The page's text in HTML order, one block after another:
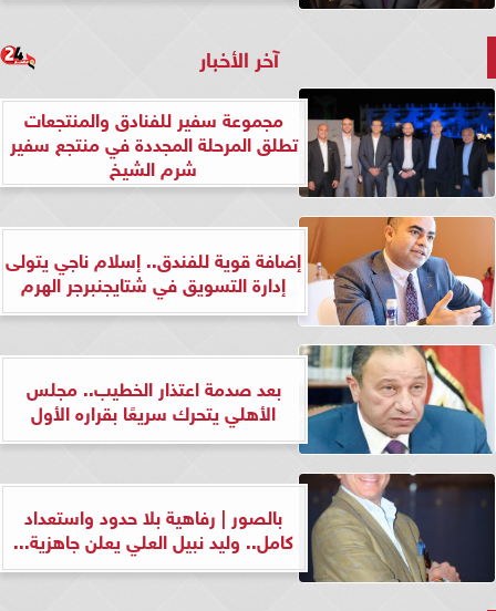
آخر الأخبار
مجموعة سفير للفنادق والمنتجعات
تطلق المرحلة المجددة في منتجع سفير
شرم الشيخ
إضافة قوية للفندق.. إسلام ناجي يتولى
إدارة التسويق في شتايجنبرجر الهرم
بعد صدمة اعتذار الخطيب.. مجلس
الأهلي يتحرك سريعًا بقراره الأول
بالصور | رفاهية بلا حدود واستعداد
كامل.. وليد نبيل العلي يعلن جاهزية...